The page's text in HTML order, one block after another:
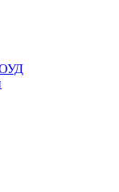
ОУД